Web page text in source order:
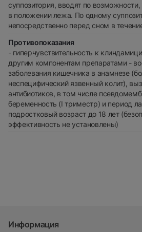
суппозитория, вводят по
в положении лежа. По одному
непосредственно перед сном в
Противопоказания
- гиперчувствительность к
другим компонентам препаратами -
заболевания кишечника в анамнезе
неспецифический язвенный колит),
антибиотиков, в том числе
беременность (I триместр) и период
подростковый возраст до 18 лет
эффективность не установлены)
Информация